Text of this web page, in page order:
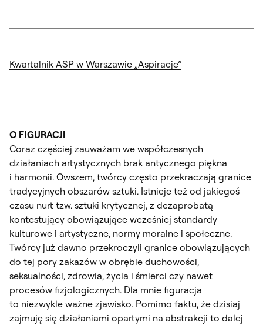
Kwartalnik ASP w Warszawie „Aspiracje”
O FIGURACJI
Coraz częściej zauważam we współczesnych
działaniach artystycznych brak antycznego piękna
i harmonii. Owszem, twórcy często przekraczają granice
tradycyjnych obszarów sztuki. Istnieje też od jakiegoś
czasu nurt tzw. sztuki krytycznej, z dezaprobatą
kontestujący obowiązujące wcześniej standardy
kulturowe i artystyczne, normy moralne i społeczne.
Twórcy już dawno przekroczyli granice obowiązujących
do tej pory zakazów w obrębie duchowości,
seksualności, zdrowia, życia i śmierci czy nawet
procesów fizjologicznych. Dla mnie figuracja
to niezwykle ważne zjawisko. Pomimo faktu, że dzisiaj
zajmuję się działaniami opartymi na abstrakcji to dalej